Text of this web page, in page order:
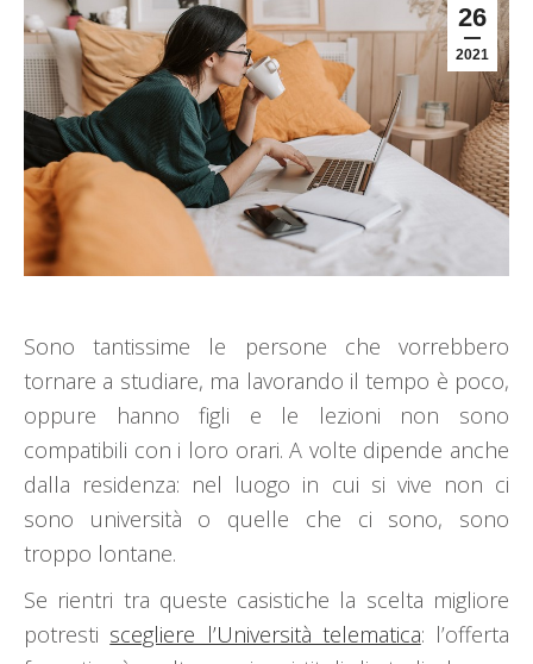
26
2021
Sono tantissime le persone che vorrebbero
tornare a studiare, ma lavorando il tempo è poco,
oppure hanno figli e le lezioni non sono
compatibili con i loro orari. A volte dipende anche
dalla residenza: nel luogo in cui si vive non ci
sono università o quelle che ci sono, sono
troppo lontane.
Se rientri tra queste casistiche la scelta migliore
potresti scegliere l’Università telematica: l’offerta